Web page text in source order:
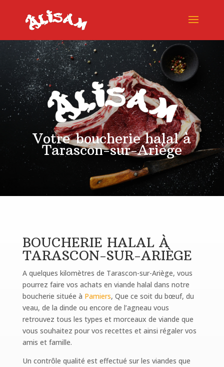
Votre boucherie halal à
Tarascon-sur-Ariège
BOUCHERIE HALAL À
TARASCON-SUR-ARIÈGE
A quelques kilomètres de Tarascon-sur-Ariège, vous
pourrez faire vos achats en viande halal dans notre
boucherie située à Pamiers, Que ce soit du bœuf, du
veau, de la dinde ou encore de l’agneau vous
retrouvez tous les types et morceaux de viande que
vous souhaitez pour vos recettes et ainsi régaler vos
amis et famille.
Un contrôle qualité est effectué sur les viandes que